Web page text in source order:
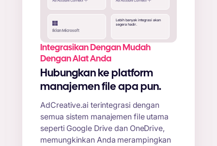
Iklan Microsoft
Lebih banyak integrasi akan
segera hadir.
Integrasikan Dengan Mudah
Dengan Alat Anda
Hubungkan ke platform
manajemen file apa pun.
AdCreative.ai terintegrasi dengan
semua sistem manajemen file utama
seperti Google Drive dan OneDrive,
memungkinkan Anda merampingkan